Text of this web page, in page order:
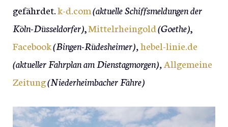
gefährdet.k-d.com(aktuelle Schiffsmeldungen der
Köln-Düsseldorfer),Mittelrheingold(Goethe),
Facebook(Bingen-Rüdesheimer),hebel-linie.de
(aktueller Fahrplan am Dienstagmorgen), Allgemeine
Zeitung(Niederheimbacher Fähre)